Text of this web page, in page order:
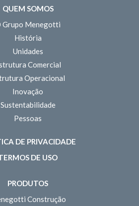
QUEM SOMOS
Grupo Menegotti
História
Unidades
Comercial
Operacional
Inovação
Sustentabilidade
Pessoas
DE PRIVACIDADE
DE USO
PRODUTOS
Construção